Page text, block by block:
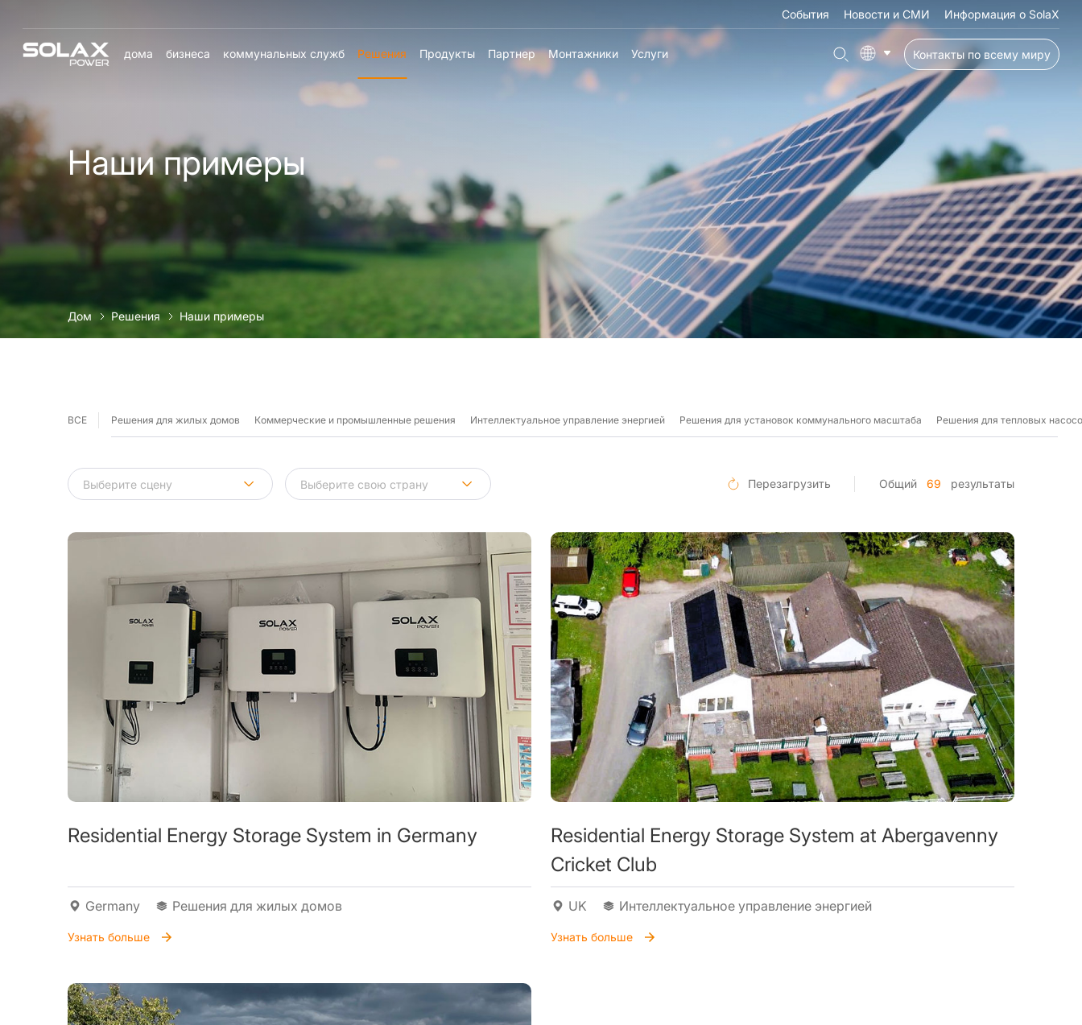
События Новости и СМИ Информация о SolaX
дома бизнеса коммунальных служб Решения Продукты Партнер Монтажники Услуги Контакты по всему миру
Наши примеры
Дом Решения Наши примеры
ВСЕ Решения для жилых домов Коммерческие и промышленные решения Интеллектуальное управление энергией Решения для установок коммунального масштаба Решения для тепловых
Перезагрузить Общий 69 результаты
Residential Energy Storage System in Germany
Germany Решения для жилых домов
Узнать больше
Residential Energy Storage System at Abergavenny
Cricket Club
UK Интеллектуальное управление энергией
Узнать больше